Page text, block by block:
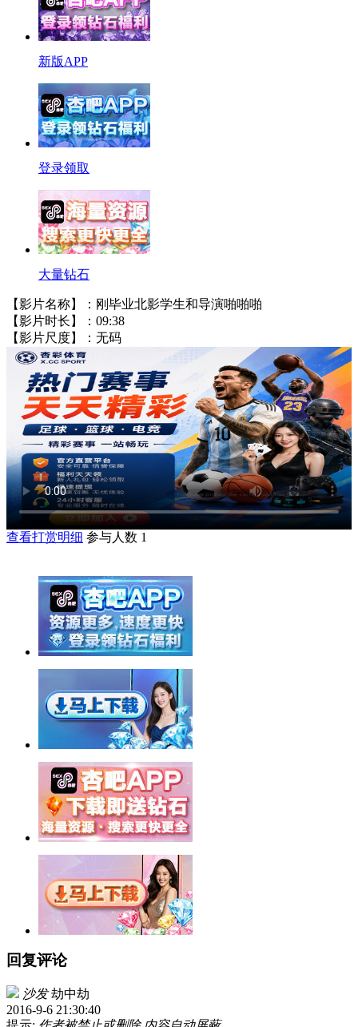
新版APP
登录领取
大量钻石
【影片名称】：刚毕业北影学生和导演啪啪啪
【影片时长】：09:38
【影片尺度】：无码
查看打赏明细 参与人数 1
回复评论
沙发 劫中劫
2016-9-6 21:30:40